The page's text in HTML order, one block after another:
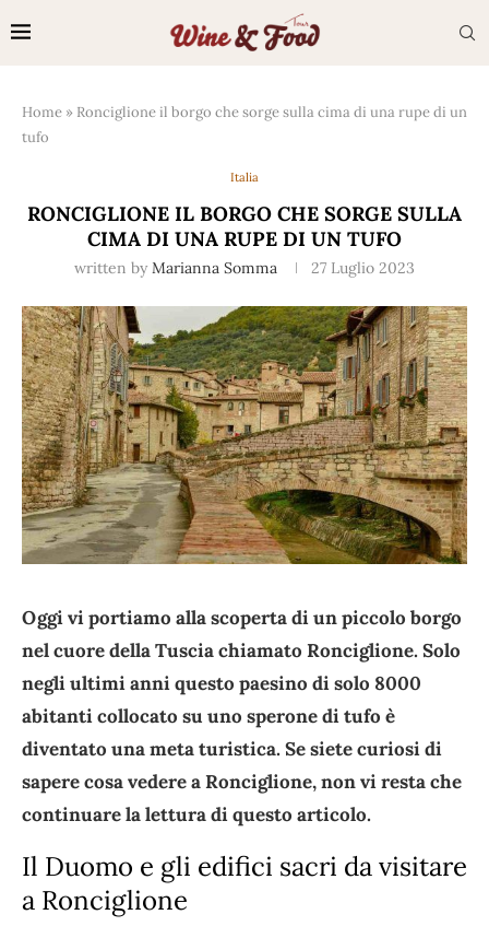
Home » Ronciglione il borgo che sorge sulla cima di una rupe di un
tufo
Italia
RONCIGLIONE IL BORGO CHE SORGE SULLA
CIMA DI UNA RUPE DI UN TUFO
written by Marianna Somma 27 Luglio 2023
Oggi vi portiamo alla scoperta di un piccolo borgo
nel cuore della Tuscia chiamato Ronciglione. Solo
negli ultimi anni questo paesino di solo 8000
abitanti collocato su uno sperone di tufo è
diventato una meta turistica. Se siete curiosi di
sapere cosa vedere a Ronciglione, non vi resta che
continuare la lettura di questo articolo.
Il Duomo e gli edifici sacri da visitare
a Ronciglione